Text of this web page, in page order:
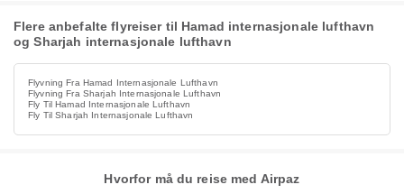
Flere anbefalte flyreiser til Hamad internasjonale lufthavn
og Sharjah internasjonale lufthavn
Flyvning Fra Hamad Internasjonale Lufthavn
Flyvning Fra Sharjah Internasjonale Lufthavn
Fly Til Hamad Internasjonale Lufthavn
Fly Til Sharjah Internasjonale Lufthavn
Hvorfor må du reise med Airpaz